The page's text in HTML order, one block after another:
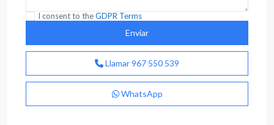
I consent to theGDPR Terms
Llamar967 550 539
WhatsApp